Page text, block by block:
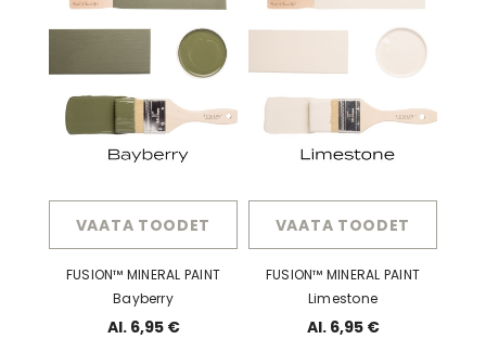
VAATA TOODET
FUSION™ MINERAL PAINT
Bayberry
Al. 6,95 €
VAATA TOODET
FUSION™ MINERAL PAINT
Limestone
Al. 6,95 €